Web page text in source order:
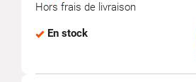
Hors frais de livraison
En stock